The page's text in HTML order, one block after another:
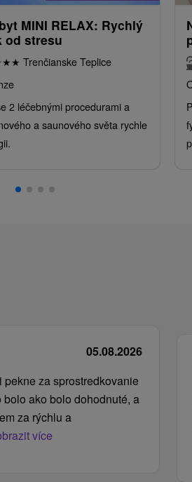
MINI RELAX: Rychlý
od stresu
★★ Trenčianske Teplice
2 léčebnými procedurami a
a saunového světa rychle
05.08.2026
pekne za sprostredkovanie
bolo ako bolo dohodnuté, a
za rýchlu a
více